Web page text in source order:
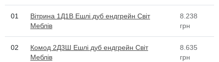
01
Вітрина 1Д1В Ешлі дуб ендгрейн Світ
Меблів
8.238
грн
02
Комод 2Д3Ш Ешлі дуб ендгрейн Світ
Меблів
8.635
грн